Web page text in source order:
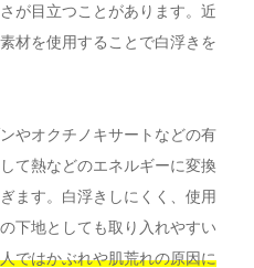
が目立つことがあります。近
材を使用することで白浮きを
やオクチノキサートなどの有
て熱などのエネルギーに変換
ます。白浮きしにくく、使用
下地としても取り入れやすい
ではかぶれや肌荒れの原因に